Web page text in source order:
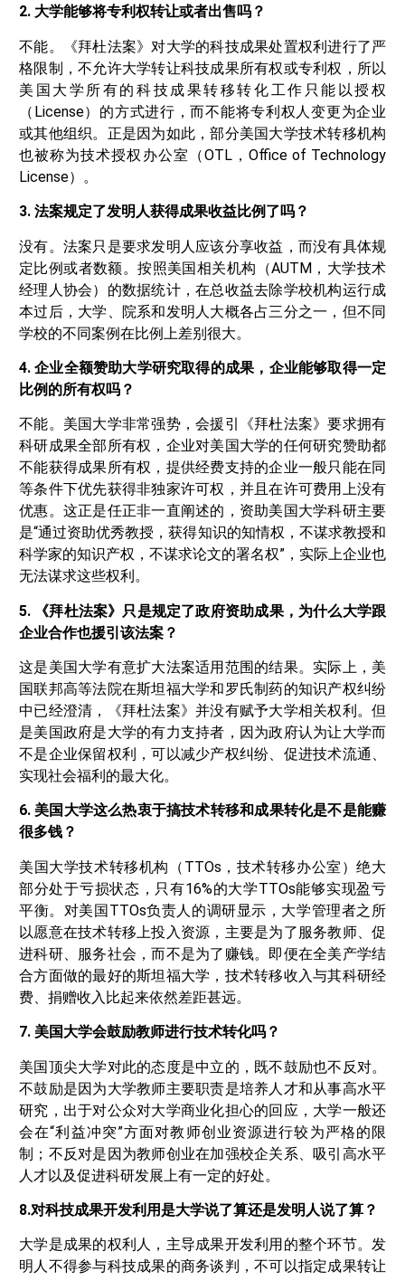
2. 大学能够将专利权转让或者出售吗？
不能。《拜杜法案》对大学的科技成果处置权利进行了严
格限制，不允许大学转让科技成果所有权或专利权，所以
美国大学所有的科技成果转移转化工作只能以授权
（License）的方式进行，而不能将专利权人变更为企业
或其他组织。正是因为如此，部分美国大学技术转移机构
也被称为技术授权办公室（OTL，Office of Technology
License）。
3. 法案规定了发明人获得成果收益比例了吗？
没有。法案只是要求发明人应该分享收益，而没有具体规
定比例或者数额。按照美国相关机构（AUTM，大学技术
经理人协会）的数据统计，在总收益去除学校机构运行成
本过后，大学、院系和发明人大概各占三分之一，但不同
学校的不同案例在比例上差别很大。
4. 企业全额赞助大学研究取得的成果，企业能够取得一定
比例的所有权吗？
不能。美国大学非常强势，会援引《拜杜法案》要求拥有
科研成果全部所有权，企业对美国大学的任何研究赞助都
不能获得成果所有权，提供经费支持的企业一般只能在同
等条件下优先获得非独家许可权，并且在许可费用上没有
优惠。这正是任正非一直阐述的，资助美国大学科研主要
是“通过资助优秀教授，获得知识的知情权，不谋求教授和
科学家的知识产权，不谋求论文的署名权”，实际上企业也
无法谋求这些权利。
5. 《拜杜法案》只是规定了政府资助成果，为什么大学跟
企业合作也援引该法案？
这是美国大学有意扩大法案适用范围的结果。实际上，美
国联邦高等法院在斯坦福大学和罗氏制药的知识产权纠纷
中已经澄清，《拜杜法案》并没有赋予大学相关权利。但
是美国政府是大学的有力支持者，因为政府认为让大学而
不是企业保留权利，可以减少产权纠纷、促进技术流通、
实现社会福利的最大化。
6. 美国大学这么热衷于搞技术转移和成果转化是不是能赚
很多钱？
美国大学技术转移机构（TTOs，技术转移办公室）绝大
部分处于亏损状态，只有16%的大学TTOs能够实现盈亏
平衡。对美国TTOs负责人的调研显示，大学管理者之所
以愿意在技术转移上投入资源，主要是为了服务教师、促
进科研、服务社会，而不是为了赚钱。即便在全美产学结
合方面做的最好的斯坦福大学，技术转移收入与其科研经
费、捐赠收入比起来依然差距甚远。
7. 美国大学会鼓励教师进行技术转化吗？
美国顶尖大学对此的态度是中立的，既不鼓励也不反对。
不鼓励是因为大学教师主要职责是培养人才和从事高水平
研究，出于对公众对大学商业化担心的回应，大学一般还
会在“利益冲突”方面对教师创业资源进行较为严格的限
制；不反对是因为教师创业在加强校企关系、吸引高水平
人才以及促进科研发展上有一定的好处。
8.对科技成果开发利用是大学说了算还是发明人说了算？
大学是成果的权利人，主导成果开发利用的整个环节。发
明人不得参与科技成果的商务谈判，不可以指定成果转让